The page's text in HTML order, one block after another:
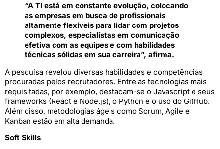
“A TI está em constante evolução, colocando
as empresas em busca de profissionais
altamente flexíveis para lidar com projetos
complexos, especialistas em comunicação
efetiva com as equipes e com habilidades
técnicas sólidas em sua carreira”, afirma.
A pesquisa revelou diversas habilidades e competências
procuradas pelos recrutadores. Entre as tecnologias mais
requisitadas, por exemplo, destacam-se o Javascript e seus
frameworks (React e Node.js), o Python e o uso do GitHub.
Além disso, metodologias ágeis como Scrum, Agile e
Kanban estão em alta demanda.
Soft Skills